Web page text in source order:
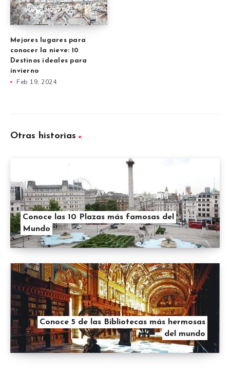
Mejores lugares para
conocer la nieve: 10
Destinos ideales para
invierno
Feb 19, 2024
Otras historias
Conoce las 10 Plazas más famosas del
Mundo
Conoce 5 de las Bibliotecas más hermosas
del mundo